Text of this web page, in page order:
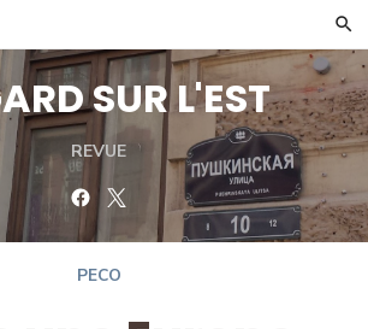
SUR L'EST
REVUE
FacebookTwitter
PECO